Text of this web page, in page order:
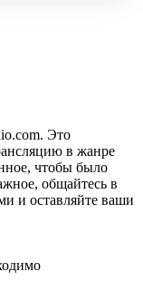
Это
в жанре
чтобы было
общайтесь в
и оставляйте ваши